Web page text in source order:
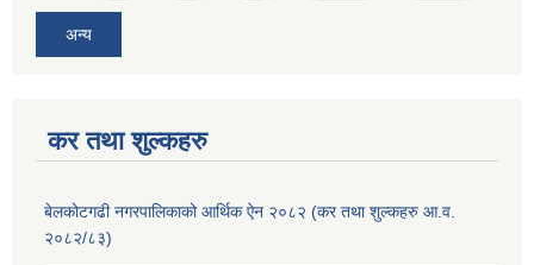
अन्य
कर तथा शुल्कहरु
बेलकोटगढी नगरपालिकाको आर्थिक ऐन २०८२ (कर तथा शुल्कहरु आ.व.
२०८२/८३)